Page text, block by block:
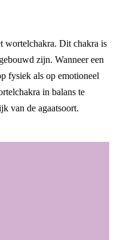
wortelchakra. Dit chakra is
zijn. Wanneer een
fysiek als op emotioneel
in balans te
van de agaatsoort.